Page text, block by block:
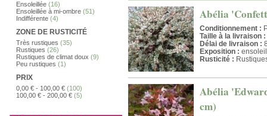
Ensoleillée (16)
Ensoleillée à mi-ombre (51)
Indifférente (4)
ZONE DE RUSTICITÉ
Très rustiques (35)
Rustiques (26)
Rustiques de climat doux (9)
Peu rustiques (1)
PRIX
0,00 € - 100,00 € (100)
100,00 € - 200,00 € (5)
Abélia
Conditionnement :
Taille à la livraison :
Délai de livraison :
Exposition :
Rusticité :
Abélia
cm)